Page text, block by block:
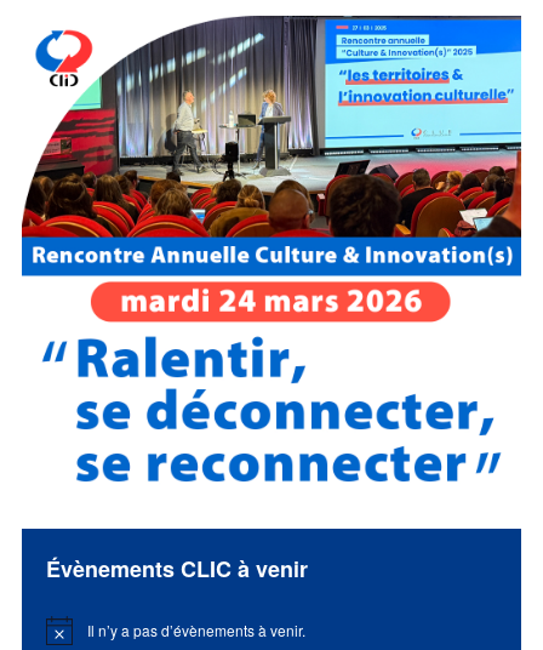
Évènements CLIC à venir
Notice Il n’y a pas d’évènements à venir.